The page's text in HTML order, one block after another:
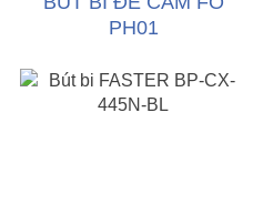
PH01